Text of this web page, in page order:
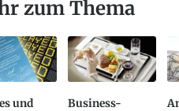
zum Thema
und
Business-